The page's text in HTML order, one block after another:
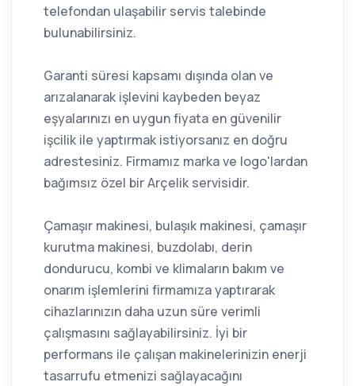
telefondan ulaşabilir servis talebinde
bulunabilirsiniz.
Garanti süresi kapsamı dışında olan ve
arızalanarak işlevini kaybeden beyaz
eşyalarınızı en uygun fiyata en güvenilir
işcilik ile yaptırmak istiyorsanız en doğru
adrestesiniz. Firmamız marka ve logo'lardan
bağımsız özel bir Arçelik servisidir.
Çamaşır makinesi, bulaşık makinesi, çamaşır
kurutma makinesi, buzdolabı, derin
dondurucu, kombi ve klimaların bakım ve
onarım işlemlerini firmamıza yaptırarak
cihazlarınızın daha uzun süre verimli
çalışmasını sağlayabilirsiniz. İyi bir
performans ile çalışan makinelerinizin enerji
tasarrufu etmenizi sağlayacağını